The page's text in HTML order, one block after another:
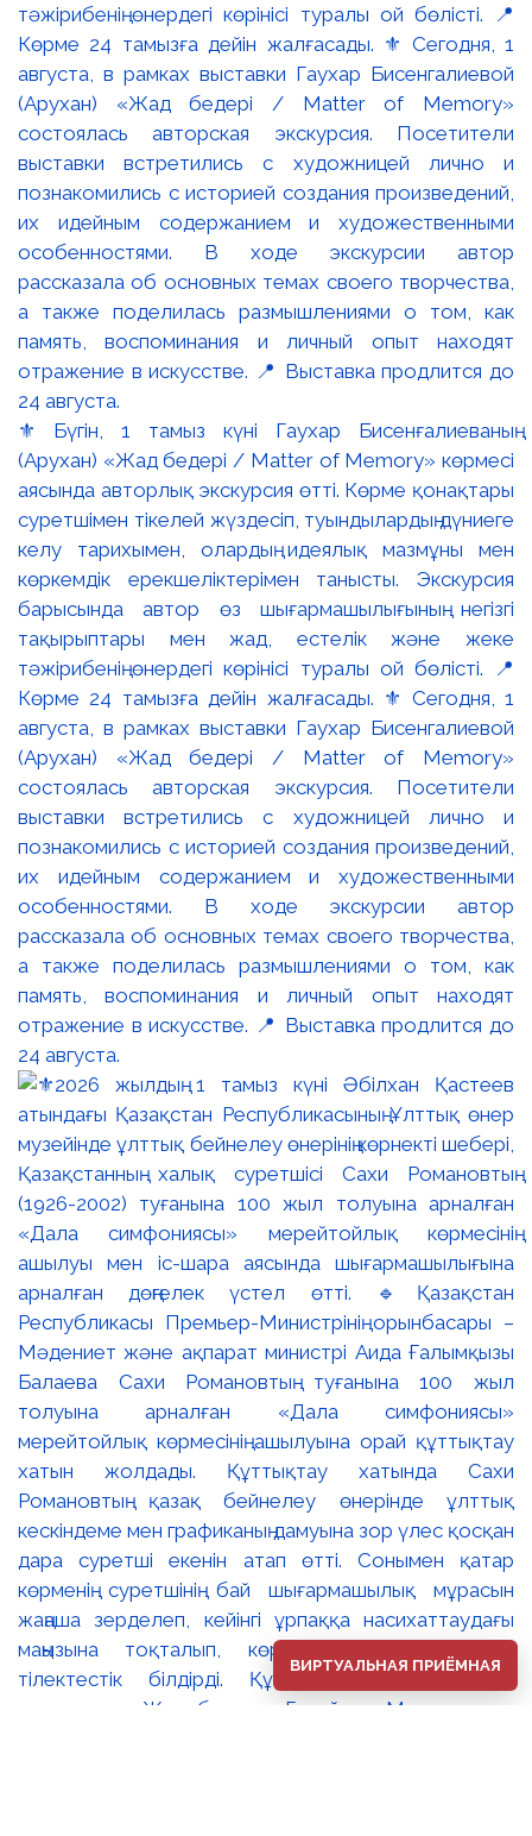
⚜️ Бүгін, 1 тамыз күні Гаухар Бисенғалиеваның
(Арухан) «Жад бедері / Matter of Memory» көрмесі
аясында авторлық экскурсия өтті. Көрме қонақтары
суретшімен тікелей жүздесіп, туындылардың дүниеге
келу тарихымен, олардың идеялық мазмұны мен
көркемдік ерекшеліктерімен танысты. Экскурсия
барысында автор өз шығармашылығының негізгі
тақырыптары мен жад, естелік және жеке
тәжірибенің өнердегі көрінісі туралы ой бөлісті. 📍
Көрме 24 тамызға дейін жалғасады. ⚜️ Сегодня, 1
августа, в рамках выставки Гаухар Бисенгалиевой
(Арухан) «Жад бедері / Matter of Memory»
состоялась авторская экскурсия. Посетители
выставки встретились с художницей лично и
познакомились с историей создания произведений,
их идейным содержанием и художественными
особенностями. В ходе экскурсии автор
рассказала об основных темах своего творчества,
а также поделилась размышлениями о том, как
память, воспоминания и личный опыт находят
отражение в искусстве. 📍 Выставка продлится до
24 августа.
ВИРТУАЛЬНАЯ ПРИЁМНАЯ